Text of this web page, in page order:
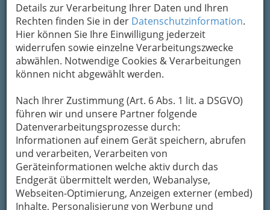
Details zur Verarbeitung Ihrer Daten und Ihren
Rechten finden Sie in der Datenschutzinformation.
Hier können Sie Ihre Einwilligung jederzeit
widerrufen sowie einzelne Verarbeitungszwecke
abwählen. Notwendige Cookies & Verarbeitungen
können nicht abgewählt werden.
Nach Ihrer Zustimmung (Art. 6 Abs. 1 lit. a DSGVO)
führen wir und unsere Partner folgende
Datenverarbeitungsprozesse durch:
Informationen auf einem Gerät speichern, abrufen
und verarbeiten, Verarbeiten von
Geräteinformationen welche aktiv durch das
Endgerät übermittelt werden, Webanalyse,
Webseiten-Optimierung, Anzeigen externer (embed)
Inhalte, Personalisierung von Werbung und
Vernissage der BVBK ‚Passé – vue‘ im Glockenturm ‚Liesl‘ am
Grazer Schloßberg - 001
Vergrößern
Passé – vue: Vernissage der BVBK
Glockenturm „Liesl“ am Grazer
Schloßberg
"Wir leben in paradoxen Zeiten.
Eingezwängt im hier und heute
drängen wir nach dem morgen.
Klammheimlich fragen wir uns dabei,